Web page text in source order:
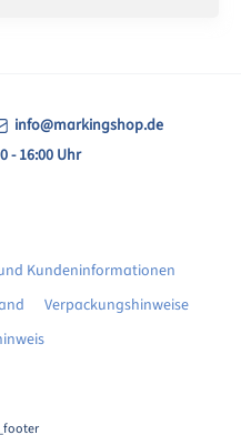
info@markingshop.de
- 16:00 Uhr
Kundeninformationen
Verpackungshinweise